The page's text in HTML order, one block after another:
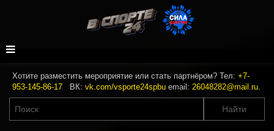
Хотите разместить мероприятие или стать партнёром? Тел: +7-
953-145-86-17 ВК: vk.com/vsporte24spbu email: 26048282@mail.ru.